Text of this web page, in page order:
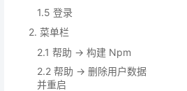
1.5 登录
2. 菜单栏
2.1 帮助 -> 构建 Npm
2.2 帮助 -> 删除用户数据
并重启